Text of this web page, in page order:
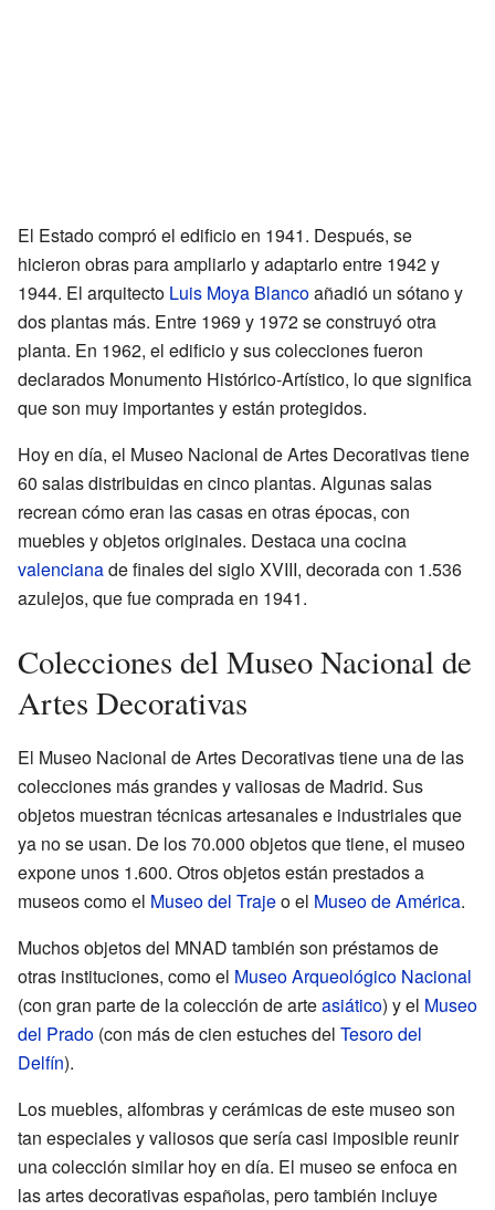
El Estado compró el edificio en 1941. Después, se
hicieron obras para ampliarlo y adaptarlo entre 1942 y
1944. El arquitecto Luis Moya Blancoañadió un sótano y
dos plantas más. Entre 1969 y 1972 se construyó otra
planta. En 1962, el edificio y sus colecciones fueron
declarados Monumento Histórico-Artístico, lo que significa
que son muy importantes y están protegidos.
Hoy en día, el Museo Nacional de Artes Decorativas tiene
60 salas distribuidas en cinco plantas. Algunas salas
recrean cómo eran las casas en otras épocas, con
muebles y objetos originales. Destaca una cocina
valencianade finales del siglo XVIII, decorada con 1.536
azulejos, que fue comprada en 1941.
Colecciones del Museo Nacional de
Artes Decorativas
El Museo Nacional de Artes Decorativas tiene una de las
colecciones más grandes y valiosas de Madrid. Sus
objetos muestran técnicas artesanales e industriales que
ya no se usan. De los 70.000 objetos que tiene, el museo
expone unos 1.600. Otros objetos están prestados a
museos como el Museo del Trajeo el Museo de América.
Muchos objetos del MNAD también son préstamos de
otras instituciones, como el Museo Arqueológico Nacional
(con gran parte de la colección de arteasiático) y el Museo
del Prado (con más de cien estuches del Tesoro del
Delfín).
Los muebles, alfombras y cerámicas de este museo son
tan especiales y valiosos que sería casi imposible reunir
una colección similar hoy en día. El museo se enfoca en
las artes decorativas españolas, pero también incluye